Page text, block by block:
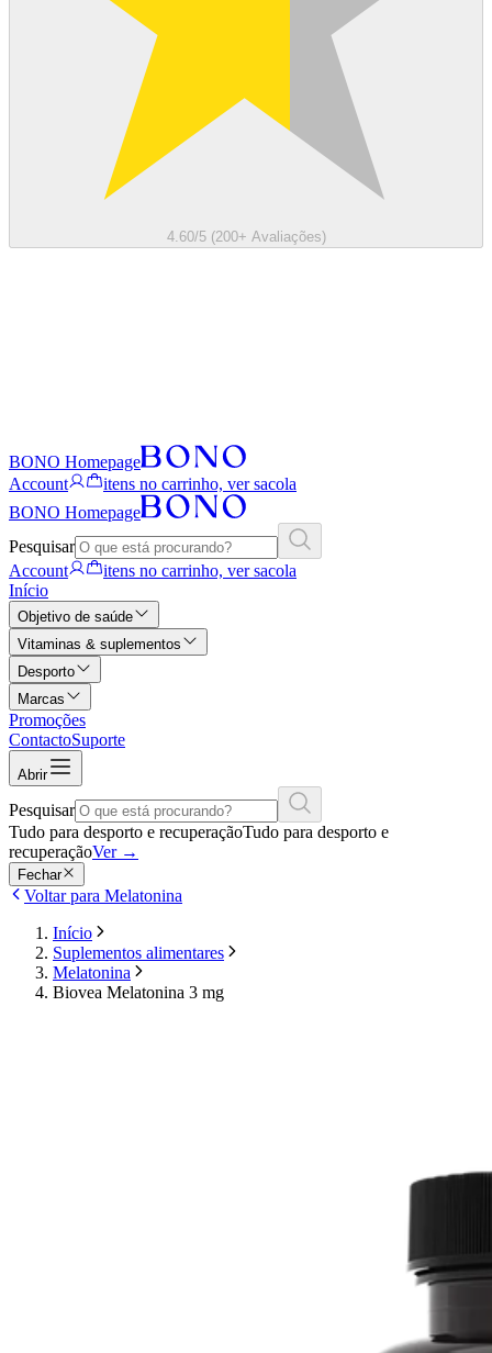
4.60/5 (200+ Avaliações)
BONO Homepage
Account
itens no carrinho, ver sacola
BONO Homepage
Pesquisar
Account
itens no carrinho, ver sacola
Início
Objetivo de saúde
Vitaminas & suplementos
Desporto
Marcas
Promoções
ContactoSuporte
Abrir
Pesquisar
Tudo para desporto e recuperaçãoTudo para desporto e
recuperaçãoVer →
Fechar
Voltar para Melatonina
Início
Suplementos alimentares
Melatonina
Biovea Melatonina 3 mg